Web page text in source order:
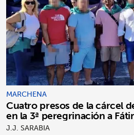
MARCHENA
Cuatro presos de la cárcel
en la 3ª peregrinación a
J.J. SARABIA